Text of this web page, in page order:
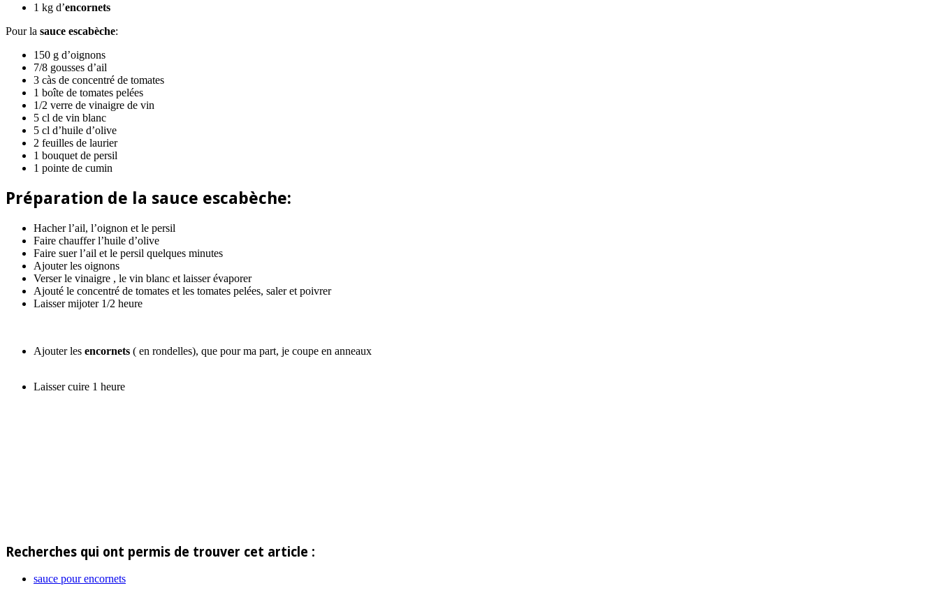
1 kg d’encornets
Pour la sauce escabèche:
150 g d’oignons
7/8 gousses d’ail
3 càs de concentré de tomates
1 boîte de tomates pelées
1/2 verre de vinaigre de vin
5 cl de vin blanc
5 cl d’huile d’olive
2 feuilles de laurier
1 bouquet de persil
1 pointe de cumin
Préparation de la sauce escabèche:
Hacher l’ail, l’oignon et le persil
Faire chauffer l’huile d’olive
Faire suer l’ail et le persil quelques minutes
Ajouter les oignons
Verser le vinaigre , le vin blanc et laisser évaporer
Ajouté le concentré de tomates et les tomates pelées, saler et poivrer
Laisser mijoter 1/2 heure
Ajouter les encornets ( en rondelles), que pour ma part, je coupe en anneaux
Laisser cuire 1 heure
Recherches qui ont permis de trouver cet article :
sauce pour encornets